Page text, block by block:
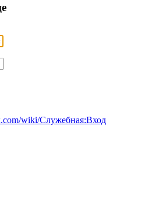
wiki/Служебная:Вход